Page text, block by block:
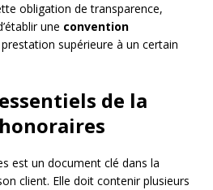
obligation de transparence,
une convention
supérieure à un certain
de la
est un document clé dans la
client. Elle doit contenir plusieurs